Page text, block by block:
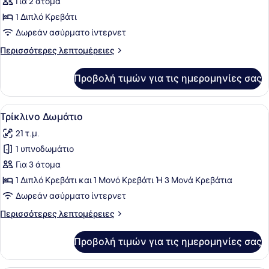
Δίκλινο
Δωμάτιο
(Double)
1 Διπλό Κρεβάτι
Δωρεάν ασύρματο ίντερνετ
Περισσότερες λεπτομέρειες
Περισσότερες
Δίκλινο
Δωμάτιο
(Double)
Προβολή τιμών για τις ημερομηνίες σας
Προβολή
όλων
των
φωτογραφιών
για
Τρίκλινο
Δωμάτιο
Τρίκλινο Δωμάτιο | Θέα από το
7
Τρίκλινο Δωμάτιο
21 τ.μ.
1 υπνοδωμάτιο
Για 3 άτομα
1 Διπλό Κρεβάτι και 1 Μονό Κρεβάτι Ή 3 Μονά Κρεβάτια
Δωρεάν ασύρματο ίντερνετ
Περισσότερες λεπτομέρειες
Περισσότερες
Δωμάτιο
Προβολή τιμών για τις ημερομηνίες σας